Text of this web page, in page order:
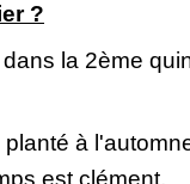
?
la 2ème
à
est clément.